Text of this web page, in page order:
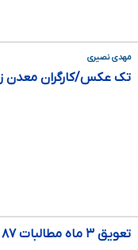
مهدی نصیری
تک عکس/کارگران معدن
تعویق ۳ ماه مطالبات ۸۷ کارگر معدن زغال سنگ «ملچ آرام »